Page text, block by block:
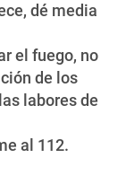
dé media
el fuego, no
de los
labores de
al 112.